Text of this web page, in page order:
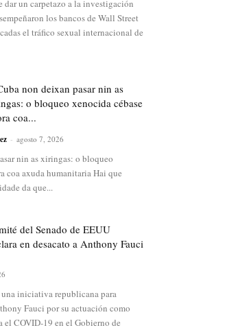
dar un carpetazo a la investigación
los bancos de Wall Street
el tráfico sexual internacional de
non deixan pasar nin as
o bloqueo xenocida cébase
coa...
- agosto 7, 2026
nin as xiringas: o bloqueo
coa axuda humanitaria Hai que
da que...
del Senado de EEUU
en desacato a Anthony Fauci
iniciativa republicana para
Fauci por su actuación como
el COVID-19 en el Gobierno de